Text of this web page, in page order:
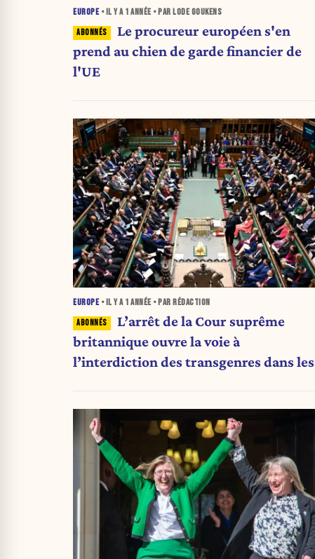
EUROPE • IL Y A 1 ANNÉE • PAR LODE GOUKENS
Le procureur européen s'en
prend au chien de garde financier de
l'UE
EUROPE • IL Y A 1 ANNÉE • PAR RÉDACTION
L’arrêt de la Cour suprême
britannique ouvre la voie à
l’interdiction des transgenres dans les